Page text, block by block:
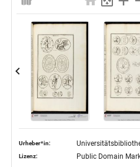
Urheber*in:
Lizenz: Public Domain